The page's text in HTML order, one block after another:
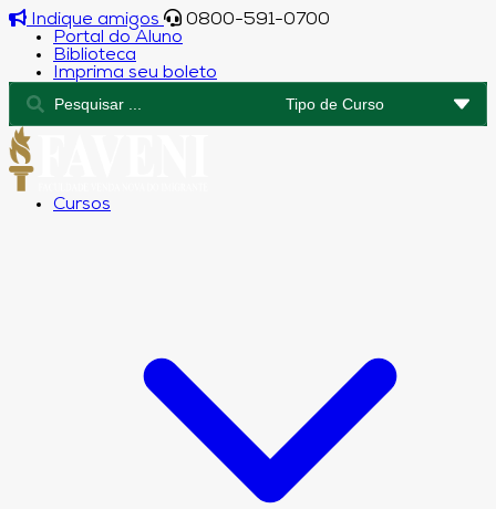
Indique amigos
0800-591-0700
Portal do Aluno
Biblioteca
Imprima seu boleto
Cursos